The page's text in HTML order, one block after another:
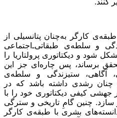
کنند.
کارگر به‌چنان پتانسیلی از
و سلطه‌ی طبقاتی‌ـ‌اجتماعی
شود و دیکتاتوری پرولتاریا را
برساند، پس چاره‌ای جز این
آگاهی، ستیزندگی و سلطه‌ی
چنان رشدی داشته باشد که در
جهشی کیفی دیکتاتوری خود را با
چنین گامِ تاریخی و سترگی
بشری با طبقه‌ی کارگر